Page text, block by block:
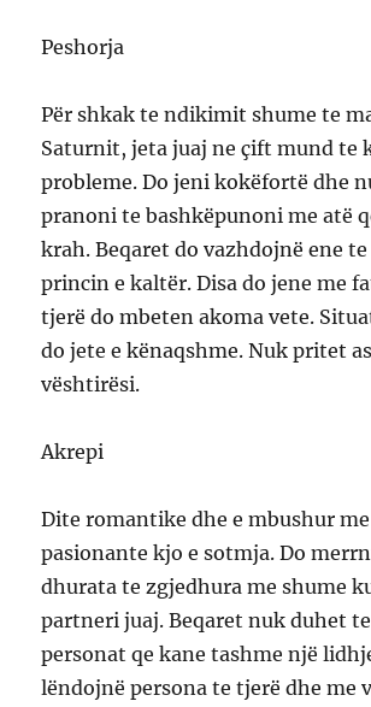
Peshorja
Për shkak te ndikimit shume te
Saturnit, jeta juaj ne çift mund te
probleme. Do jeni kokëfortë dhe
pranoni te bashkëpunoni me atë
krah. Beqaret do vazhdojnë ene
princin e kaltër. Disa do jene me
tjerë do mbeten akoma vete.
do jete e kënaqshme. Nuk pritet
vështirësi.
Akrepi
Dite romantike dhe e mbushur
pasionante kjo e sotmja. Do
dhurata te zgjedhura me shume
partneri juaj. Beqaret nuk duhet
personat qe kane tashme një
lëndojnë persona te tjerë dhe me